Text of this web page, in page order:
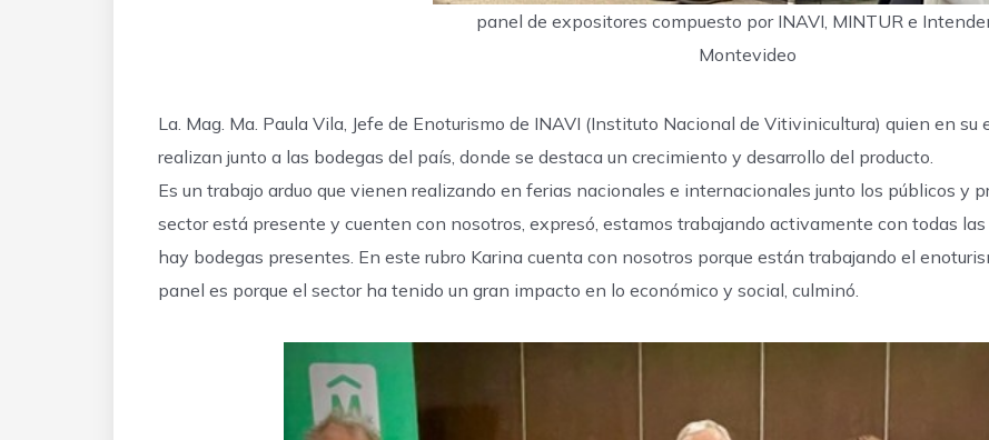
panel de expositores compuesto por INAVI, MINTUR e
Montevideo
La. Mag. Ma. Paula Vila, Jefe de Enoturismo de INAVI (Instituto Nacional de Vitivinicultura) quien en
realizan junto a las bodegas del país, donde se destaca un crecimiento y desarrollo del producto.
Es un trabajo arduo que vienen realizando en ferias nacionales e internacionales junto los públicos y
sector está presente y cuenten con nosotros, expresó, estamos trabajando activamente con todas
hay bodegas presentes. En este rubro Karina cuenta con nosotros porque están trabajando el
panel es porque el sector ha tenido un gran impacto en lo económico y social, culminó.